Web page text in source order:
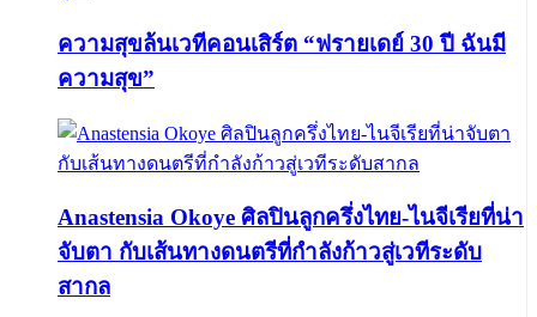
ความสุขล้นเวทีคอนเสิร์ต “ฟรายเดย์ 30 ปี ฉันมี
ความสุข”
Anastensia Okoye ศิลปินลูกครึ่งไทย-ไนจีเรียที่น่า
จับตา กับเส้นทางดนตรีที่กำลังก้าวสู่เวทีระดับ
สากล